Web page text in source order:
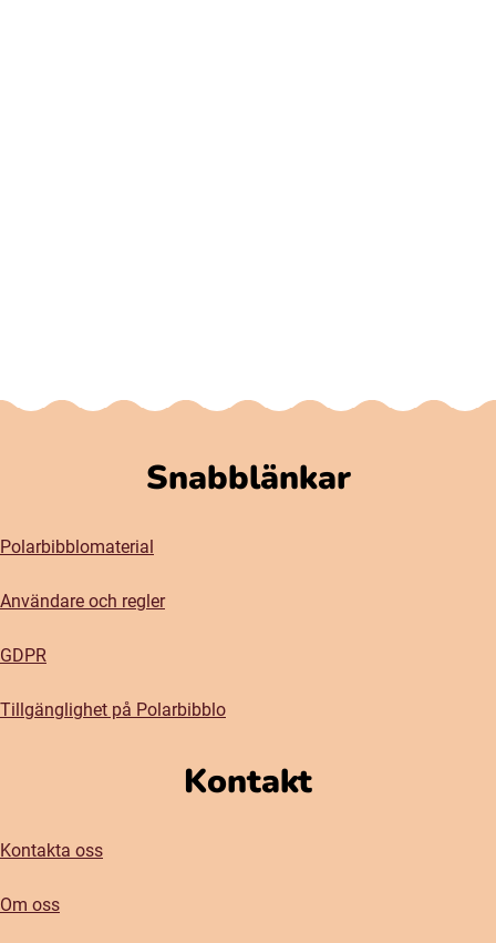
Snabblänkar
Polarbibblomaterial
Användare och regler
GDPR
Tillgänglighet på Polarbibblo
Kontakt
Kontakta oss
Om oss